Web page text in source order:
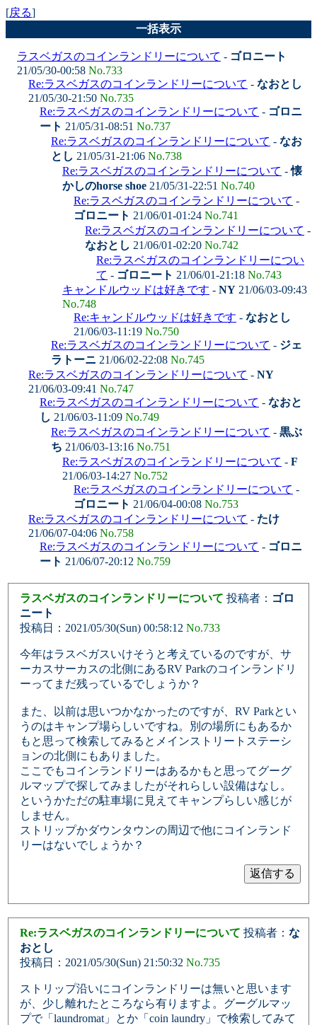
[戻る]
一括表示
ラスベガスのコインランドリーについて - ゴロニート
21/05/30-00:58 No.733
Re:ラスベガスのコインランドリーについて - なおとし
21/05/30-21:50 No.735
Re:ラスベガスのコインランドリーについて - ゴロニ
ート 21/05/31-08:51 No.737
Re:ラスベガスのコインランドリーについて - なお
とし 21/05/31-21:06 No.738
Re:ラスベガスのコインランドリーについて -懐
かしのhorse shoe 21/05/31-22:51 No.740
Re:ラスベガスのコインランドリーについて -
ゴロニート 21/06/01-01:24 No.741
Re:ラスベガスのコインランドリーについて -
なおとし 21/06/01-02:20 No.742
Re:ラスベガスのコインランドリーについ
て - ゴロニート 21/06/01-21:18 No.743
キャンドルウッドは好きです - NY 21/06/03-09:43
No.748
Re:キャンドルウッドは好きです - なおとし
21/06/03-11:19 No.750
Re:ラスベガスのコインランドリーについて - ジェ
ラトーニ 21/06/02-22:08 No.745
Re:ラスベガスのコインランドリーについて - NY
21/06/03-09:41 No.747
Re:ラスベガスのコインランドリーについて - なおと
し 21/06/03-11:09 No.749
Re:ラスベガスのコインランドリーについて - 黒ぶ
ち 21/06/03-13:16 No.751
Re:ラスベガスのコインランドリーについて - F
21/06/03-14:27 No.752
Re:ラスベガスのコインランドリーについて -
ゴロニート 21/06/04-00:08 No.753
Re:ラスベガスのコインランドリーについて - たけ
21/06/07-04:06 No.758
Re:ラスベガスのコインランドリーについて - ゴロニ
ート 21/06/07-20:12 No.759
ラスベガスのコインランドリーについて 投稿者： ゴロ
ニート
投稿日：2021/05/30(Sun) 00:58:12 No.733
今年はラスベガスいけそうと考えているのですが、サ
ーカスサーカスの北側にあるRV Parkのコインランドリ
ーってまだ残っているでしょうか？
また、以前は思いつかなかったのですが、RV Parkとい
うのはキャンプ場らしいですね。別の場所にもあるか
もと思って検索してみるとメインストリートステーシ
ョンの北側にもありました。
ここでもコインランドリーはあるかもと思ってグーグ
ルマップで探してみましたがそれらしい設備はなし。
というかただの駐車場に見えてキャンプらしい感じが
しません。
ストリップかダウンタウンの周辺で他にコインランド
リーはないでしょうか？
Re:ラスベガスのコインランドリーについて 投稿者： な
おとし
投稿日：2021/05/30(Sun) 21:50:32 No.735
ストリップ沿いにコインランドリーは無いと思います
が、少し離れたところなら有りますよ。グーグルマッ
プで「laundromat」とか「coin laundry」で検索してみて